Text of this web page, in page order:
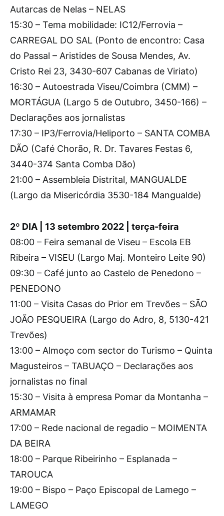
Autarcas de Nelas – NELAS
15:30 – Tema mobilidade: IC12/Ferrovia –
CARREGAL DO SAL (Ponto de encontro: Casa
do Passal – Aristides de Sousa Mendes, Av.
Cristo Rei 23, 3430-607 Cabanas de Viriato)
16:30 – Autoestrada Viseu/Coimbra (CMM) –
MORTÁGUA (Largo 5 de Outubro, 3450-166) –
Declarações aos jornalistas
17:30 – IP3/Ferrovia/Heliporto – SANTA COMBA
DÃO (Café Chorão, R. Dr. Tavares Festas 6,
3440-374 Santa Comba Dão)
21:00 – Assembleia Distrital, MANGUALDE
(Largo da Misericórdia 3530-184 Mangualde)
2º DIA | 13 setembro 2022 | terça-feira
08:00 – Feira semanal de Viseu – Escola EB
Ribeira – VISEU (Largo Maj. Monteiro Leite 90)
09:30 – Café junto ao Castelo de Penedono –
PENEDONO
11:00 – Visita Casas do Prior em Trevões – SÃO
JOÃO PESQUEIRA (Largo do Adro, 8, 5130-421
Trevões)
13:00 – Almoço com sector do Turismo – Quinta
Magusteiros – TABUAÇO – Declarações aos
jornalistas no final
15:30 – Visita à empresa Pomar da Montanha –
ARMAMAR
17:00 – Rede nacional de regadio – MOIMENTA
DA BEIRA
18:00 – Parque Ribeirinho – Esplanada –
TAROUCA
19:00 – Bispo – Paço Episcopal de Lamego –
LAMEGO